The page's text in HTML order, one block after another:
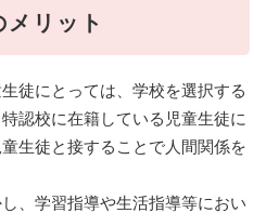
リット
徒にとっては、学校を選択する
認校に在籍している児童生徒に
生徒と接することで人間関係を
、学習指導や生活指導等におい